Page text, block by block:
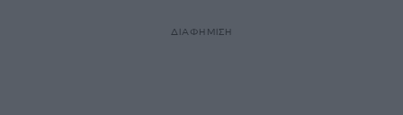
ΔΙΑΦΗΜΙΣΗ